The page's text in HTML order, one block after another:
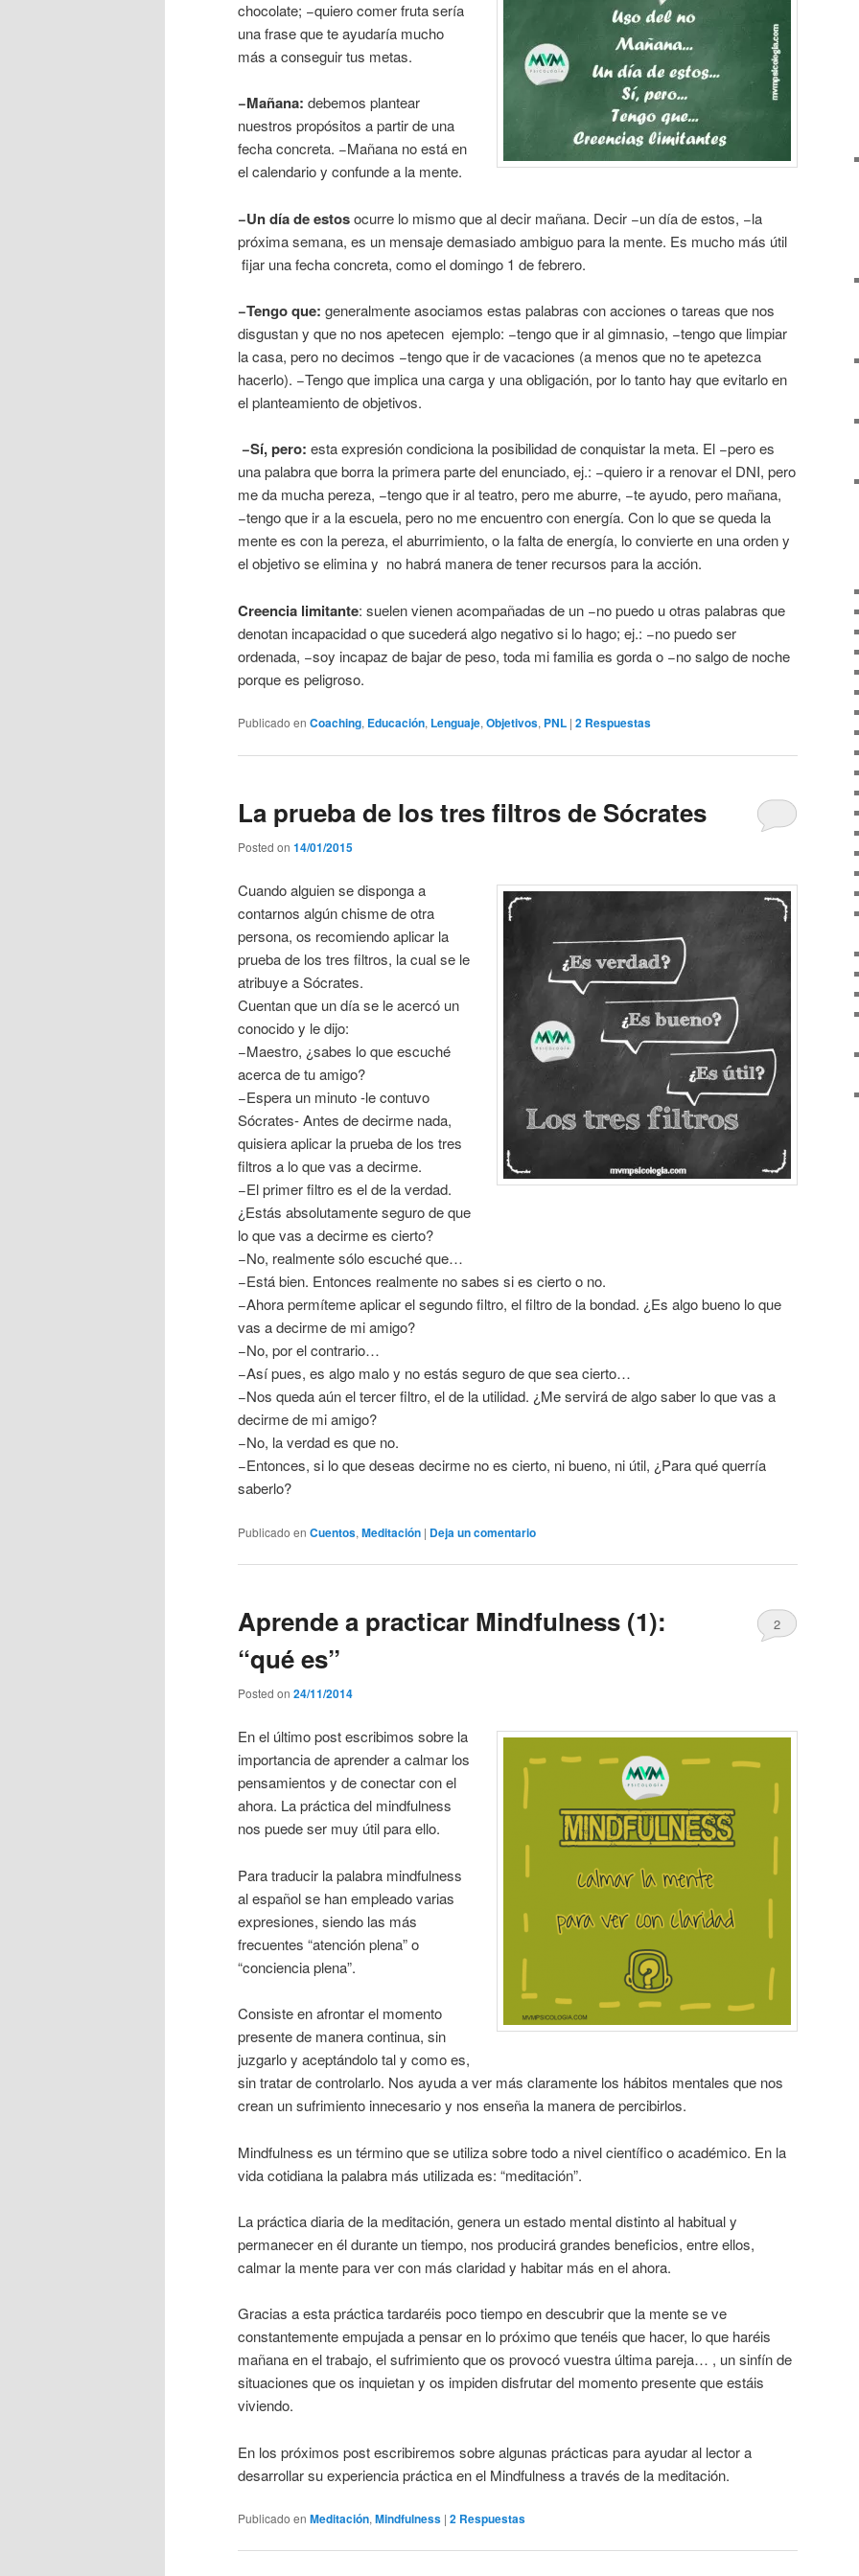
chocolate; −quiero comer fruta sería
una frase que te ayudaría mucho
más a conseguir tus metas.
−Mañana: debemos plantear
nuestros propósitos a partir de una
fecha concreta. −Mañana no está en
el calendario y confunde a la mente.
−Un día de estosocurre lo mismo que al decir mañana. Decir −un día de estos, −la
próxima semana, es un mensaje demasiado ambiguo para la mente. Es mucho más útil
fijar una fecha concreta, como el domingo 1 de febrero.
−Tengo que: generalmente asociamos estas palabras con acciones o tareas que nos
disgustan y que no nos apetecen ejemplo: −tengo que ir al gimnasio, −tengo que limpiar
la casa, pero no decimos −tengo que ir de vacaciones (a menos que no te apetezca
hacerlo). −Tengo que implica una carga y una obligación, por lo tanto hay que evitarlo en
el planteamiento de objetivos.
−Sí, pero: esta expresión condiciona la posibilidad de conquistar la meta. El −pero es
una palabra que borra la primera parte del enunciado, ej.: −quiero ir a renovar el DNI, pero
me da mucha pereza, −tengo que ir al teatro, pero me aburre, −te ayudo, pero mañana,
−tengo que ir a la escuela, pero no me encuentro con energía. Con lo que se queda la
mente es con la pereza, el aburrimiento, o la falta de energía, lo convierte en una orden y
el objetivo se elimina y no habrá manera de tener recursos para la acción.
Creencia limitante: suelen vienen acompañadas de un −no puedo u otras palabras que
denotan incapacidad o que sucederá algo negativo si lo hago; ej.: −no puedo ser
ordenada, −soy incapaz de bajar de peso, toda mi familia es gorda o −no salgo de noche
porque es peligroso.
Publicado en Coaching, Educación, Lenguaje, Objetivos, PNL | 2 Respuestas
La prueba de los tres filtros de Sócrates
Posted on 14/01/2015
Cuando alguien se disponga a
contarnos algún chisme de otra
persona, os recomiendo aplicar la
prueba de los tres filtros, la cual se le
atribuye a Sócrates.
Cuentan que un día se le acercó un
conocido y le dijo:
−Maestro, ¿sabes lo que escuché
acerca de tu amigo?
−Espera un minuto -le contuvo
Sócrates- Antes de decirme nada,
quisiera aplicar la prueba de los tres
filtros a lo que vas a decirme.
−El primer filtro es el de la verdad.
¿Estás absolutamente seguro de que
lo que vas a decirme es cierto?
−No, realmente sólo escuché que…
−Está bien. Entonces realmente no sabes si es cierto o no.
−Ahora permíteme aplicar el segundo filtro, el filtro de la bondad. ¿Es algo bueno lo que
vas a decirme de mi amigo?
−No, por el contrario…
−Así pues, es algo malo y no estás seguro de que sea cierto…
−Nos queda aún el tercer filtro, el de la utilidad. ¿Me servirá de algo saber lo que vas a
decirme de mi amigo?
−No, la verdad es que no.
−Entonces, si lo que deseas decirme no es cierto, ni bueno, ni útil, ¿Para qué querría
saberlo?
Publicado en Cuentos, Meditación | Deja un comentario
Aprende a practicar Mindfulness (1):
“qué es”
Posted on 24/11/2014
2
En el último post escribimos sobre la
importancia de aprender a calmar los
pensamientos y de conectar con el
ahora. La práctica del mindfulness
nos puede ser muy útil para ello.
Para traducir la palabra mindfulness
al español se han empleado varias
expresiones, siendo las más
frecuentes “atención plena” o
“conciencia plena”.
Consiste en afrontar el momento
presente de manera continua, sin
juzgarlo y aceptándolo tal y como es,
sin tratar de controlarlo. Nos ayuda a ver más claramente los hábitos mentales que nos
crean un sufrimiento innecesario y nos enseña la manera de percibirlos.
Mindfulness es un término que se utiliza sobre todo a nivel científico o académico. En la
vida cotidiana la palabra más utilizada es: “meditación”.
La práctica diaria de la meditación, genera un estado mental distinto al habitual y
permanecer en él durante un tiempo, nos producirá grandes beneficios, entre ellos,
calmar la mente para ver con más claridad y habitar más en el ahora.
Gracias a esta práctica tardaréis poco tiempo en descubrir que la mente se ve
constantemente empujada a pensar en lo próximo que tenéis que hacer, lo que haréis
mañana en el trabajo, el sufrimiento que os provocó vuestra última pareja… , un sinfín de
situaciones que os inquietan y os impiden disfrutar del momento presente que estáis
viviendo.
En los próximos post escribiremos sobre algunas prácticas para ayudar al lector a
desarrollar su experiencia práctica en el Mindfulness a través de la meditación.
Publicado en Meditación, Mindfulness | 2 Respuestas